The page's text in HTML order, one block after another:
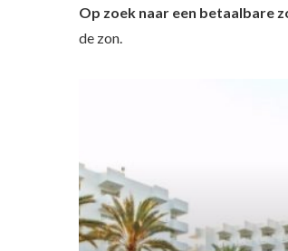
Op zoek naar een betaalbare
de zon.